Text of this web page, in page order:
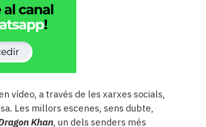
vídeo, a través de les xarxes socials,
Les millors escenes, sens dubte,
Khan, un dels senders més